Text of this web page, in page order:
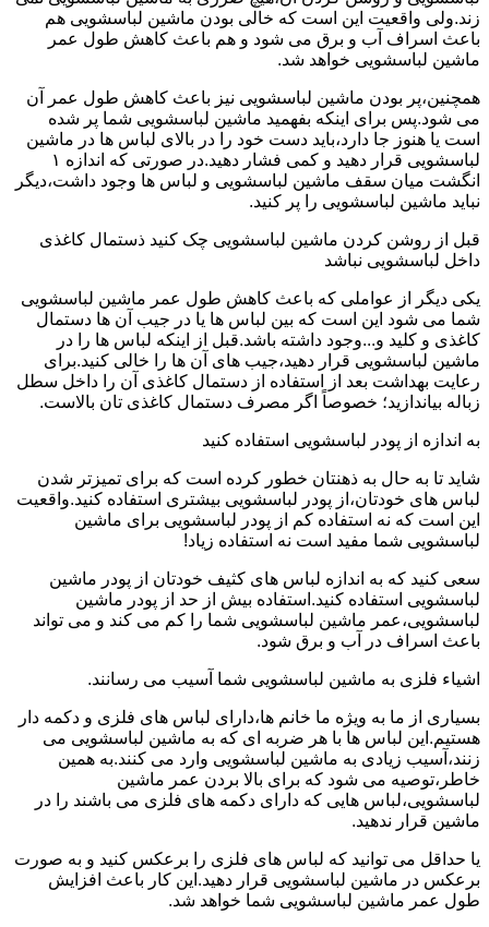
زند.ولی واقعیت این است که خالی بودن ماشین لباسشویی هم
باعث اسراف آب و برق می شود و هم باعث کاهش طول عمر
ماشین لباسشویی خواهد شد.
همچنین،پر بودن ماشین لباسشویی نیز باعث کاهش طول عمر آن
می شود.پس برای اینکه بفهمید ماشین لباسشویی شما پر شده
است یا هنوز جا دارد،باید دست خود را در بالای لباس ها در ماشین
لباسشویی قرار دهید و کمی فشار دهید.در صورتی که اندازه ۱
انگشت میان سقف ماشین لباسشویی و لباس ها وجود داشت،دیگر
نباید ماشین لباسشویی را پر کنید.
قبل از روشن کردن ماشین لباسشویی چک کنید ذستمال کاغذی
داخل لباسشویی نباشد
یکی دیگر از عواملی که باعث کاهش طول عمر ماشین لباسشویی
شما می شود این است که بین لباس ها یا در جیب آن ها دستمال
کاغذی و کلید و...وجود داشته باشد.قبل از اینکه لباس ها را در
ماشین لباسشویی قرار دهید،جیب های آن ها را خالی کنید.برای
رعایت بهداشت بعد از استفاده از دستمال کاغذی آن را داخل سطل
زباله بیاندازید؛ خصوصاً اگر مصرف دستمال کاغذی تان بالاست.
به اندازه از پودر لباسشویی استفاده کنید
شاید تا به حال به ذهنتان خطور کرده است که برای تمیزتر شدن
لباس های خودتان،از پودر لباسشویی بیشتری استفاده کنید.واقعیت
این است که نه استفاده کم از پودر لباسشویی برای ماشین
لباسشویی شما مفید است نه استفاده زیاد!
سعی کنید که به اندازه لباس های کثیف خودتان از پودر ماشین
لباسشویی استفاده کنید.استفاده بیش از حد از پودر ماشین
لباسشویی،عمر ماشین لباسشویی شما را کم می کند و می تواند
باعث اسراف در آب و برق شود.
اشیاء فلزی به ماشین لباسشویی شما آسیب می رسانند.
بسیاری از ما به ویژه ما خانم ها،دارای لباس های فلزی و دکمه دار
هستیم.این لباس ها با هر ضربه ای که به ماشین لباسشویی می
زنند،آسیب زیادی به ماشین لباسشویی وارد می کنند.به همین
خاطر،توصیه می شود که برای بالا بردن عمر ماشین
لباسشویی،لباس هایی که دارای دکمه های فلزی می باشند را در
ماشین قرار ندهید.
یا حداقل می توانید که لباس های فلزی را برعکس کنید و به صورت
برعکس در ماشین لباسشویی قرار دهید.این کار باعث افزایش
طول عمر ماشین لباسشویی شما خواهد شد.